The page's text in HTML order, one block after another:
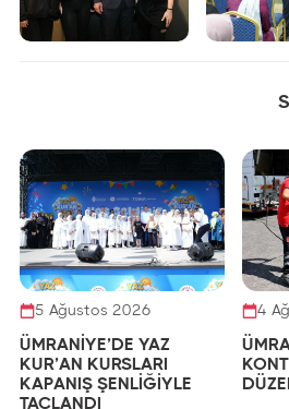
5 Ağustos 2026
ÜMRANİYE’DE YAZ
KUR’AN KURSLARI
KAPANIŞ ŞENLİĞİYLE
TAÇLANDI
4